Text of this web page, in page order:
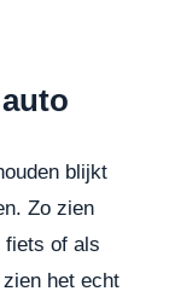
blijkt
Zo zien
fiets of als
het echt